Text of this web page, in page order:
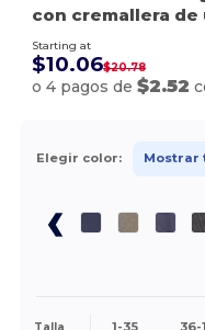
con cremallera
Starting at
$10.06$20.78
o 4 pagos de$2.52
Elegir color: Mostrar
Talla 1-35 36-